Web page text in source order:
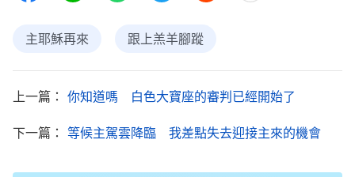
全能神教會 的申弟兄交通道：「弟兄姊妹，了解
聖經的人都知道，聖經在編輯成書的過程中，因着當
主耶穌再來 跟上羔羊腳蹤
上一篇： 你知道嗎 白色大寶座的審判已經開始了
下一篇： 等候主駕雲降臨 我差點失去迎接主來的機會